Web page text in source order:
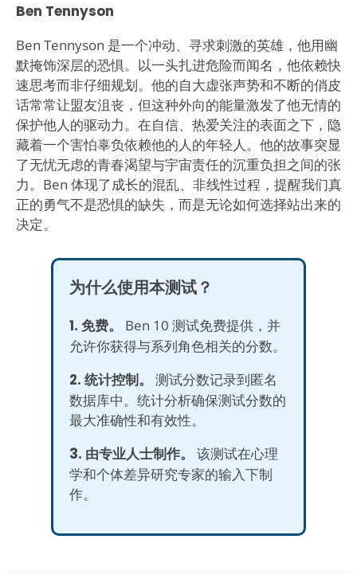
Ben Tennyson
Ben Tennyson 是一个冲动、寻求刺激的英雄，他用幽
默掩饰深层的恐惧。以一头扎进危险而闻名，他依赖快
速思考而非仔细规划。他的自大虚张声势和不断的俏皮
话常常让盟友沮丧，但这种外向的能量激发了他无情的
保护他人的驱动力。在自信、热爱关注的表面之下，隐
藏着一个害怕辜负依赖他的人的年轻人。他的故事突显
了无忧无虑的青春渴望与宇宙责任的沉重负担之间的张
力。Ben 体现了成长的混乱、非线性过程，提醒我们真
正的勇气不是恐惧的缺失，而是无论如何选择站出来的
决定。
为什么使用本测试？
1. 免费。
Ben 10 测试免费提供，并
允许你获得与系列角色相关的分数。
2. 统计控制。
测试分数记录到匿名
数据库中。统计分析确保测试分数的
最大准确性和有效性。
3. 由专业人士制作。
该测试在心理
学和个体差异研究专家的输入下制
作。